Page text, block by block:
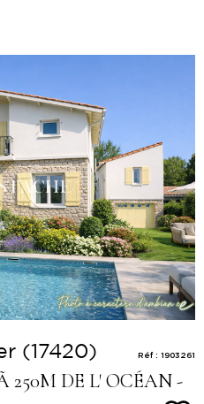
le
(17420)
DE L' OCÉAN -
Réf : 1903261